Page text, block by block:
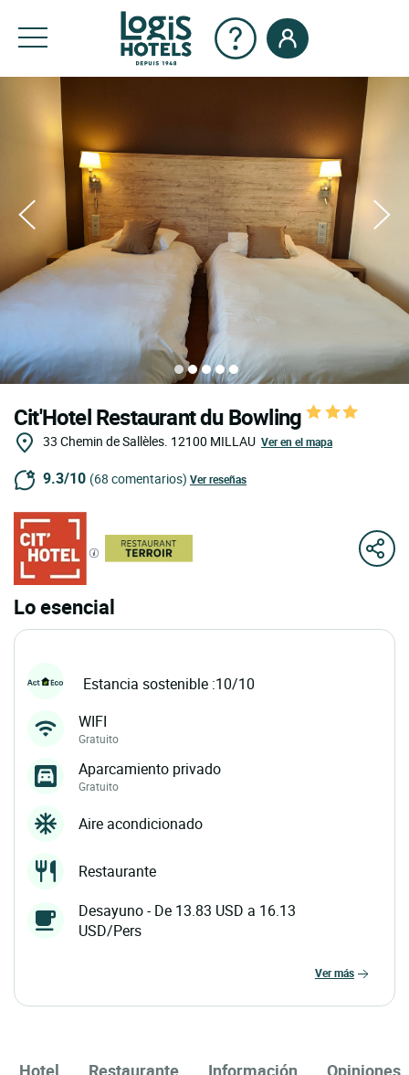
Cit'Hotel Restaurant du Bowling
33 Chemin de Sallèles. 12100 MILLAU Ver en el mapa
9.3/10 (68 comentarios) Ver reseñas
Lo esencial
Estancia sostenible :10/10
WIFI
Gratuito
Aparcamiento privado
Gratuito
Aire acondicionado
Restaurante
Desayuno - De 13.83 USD a 16.13
USD/Pers
ver más
Hotel Restaurante Información Opiniones